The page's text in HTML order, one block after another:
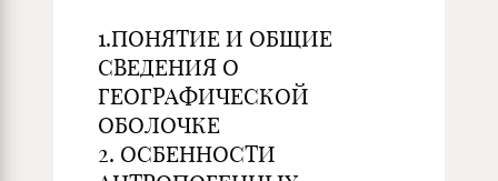
1.ПОНЯТИЕ И ОБЩИЕ
СВЕДЕНИЯ О
ГЕОГРАФИЧЕСКОЙ
ОБОЛОЧКЕ
2. ОСБЕННОСТИ